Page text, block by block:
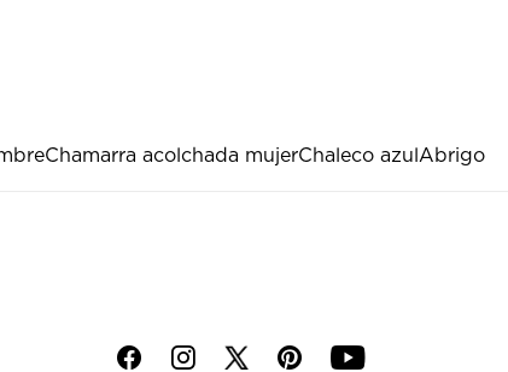
Chamarra acolchada mujerChaleco azul Abrigo
f i p y